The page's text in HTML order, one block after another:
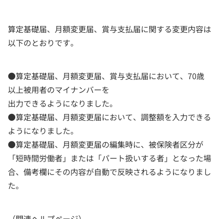
算定基礎届、月額変更届、賞与支払届に関する変更内容は
以下のとおりです。
●算定基礎届、月額変更届、賞与支払届において、70歳
以上被用者のマイナンバーを
出力できるようになりました。
●算定基礎届、月額変更届において、調整額を入力できる
ようになりました。
●算定基礎届、月額変更届の編集時に、被保険者区分が
「短時間労働者」または「パート扱いする者」となった場
合、備考欄にその内容が自動で反映されるようになりまし
た。